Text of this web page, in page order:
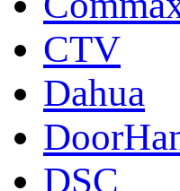
CTV
Dahua
DSC